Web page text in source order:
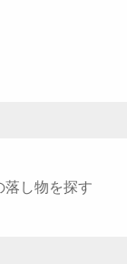
落し物を探す